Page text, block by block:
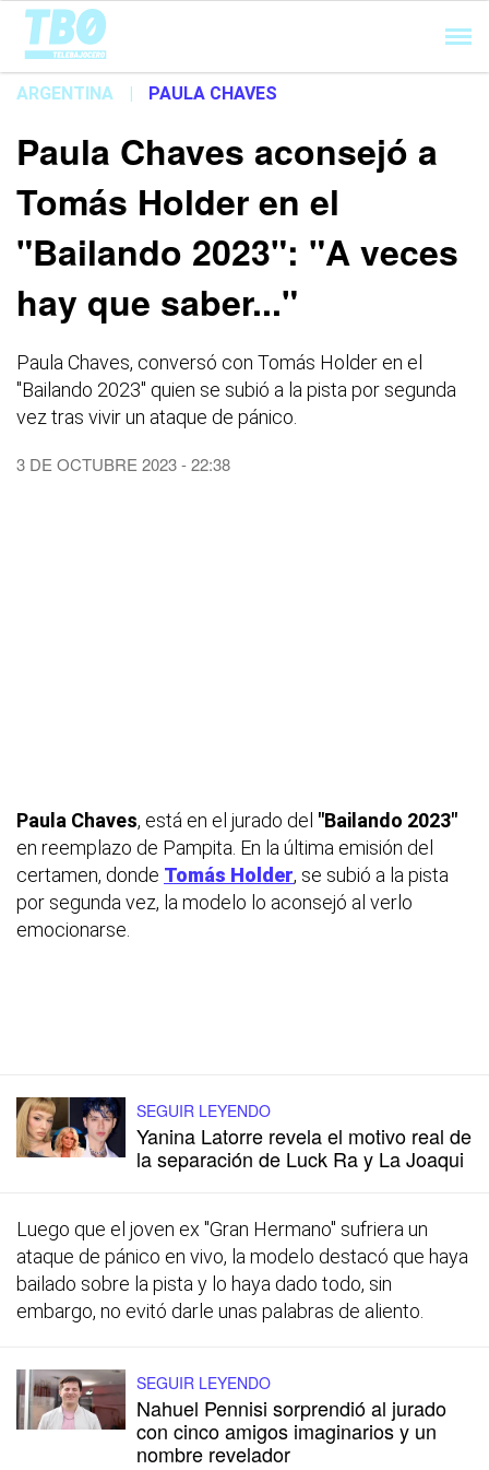
Cargando...
ARGENTINA | PAULA CHAVES
Paula Chaves aconsejó a
Tomás Holder en el
"Bailando 2023": "A veces
hay que saber..."
Paula Chaves, conversó con Tomás Holder en el
"Bailando 2023" quien se subió a la pista por segunda
vez tras vivir un ataque de pánico.
3 DE OCTUBRE 2023 - 22:38
Paula Chaves, está en el jurado del "Bailando 2023"
en reemplazo de Pampita. En la última emisión del
certamen, donde Tomás Holder, se subió a la pista
por segunda vez, la modelo lo aconsejó al verlo
emocionarse.
SEGUIR LEYENDO
Yanina Latorre revela el motivo real de
la separación de Luck Ra y La Joaqui
Luego que el joven ex "Gran Hermano" sufriera un
ataque de pánico en vivo, la modelo destacó que haya
bailado sobre la pista y lo haya dado todo, sin
embargo, no evitó darle unas palabras de aliento.
SEGUIR LEYENDO
Nahuel Pennisi sorprendió al jurado
con cinco amigos imaginarios y un
nombre revelador